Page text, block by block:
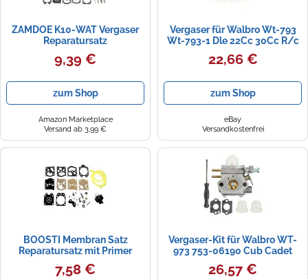
ZAMDOE K10-WAT Vergaser
Reparatursatz
Dichtungsmembran für
Walbro WA WT Series 2-
79 WA-82 WT-1 WT-99 WT-
100 WT-819 WT324 WT379
9,39 €
zum Shop
Amazon Marketplace
Versand ab 3,99 €
Vergaser für Walbro Wt-793
Wt-793-1 Dle 22Cc 30Cc R/c
Air Plane Motors
22,66 €
zum Shop
eBay
Versandkostenfrei
BOOSTI Membran Satz
Reparatursatz mit Primer
Pumpe Benzinschlauch für
Dolmar 109 100 102 110 111
7,58 €
Vergaser-Kit für Walbro WT-
973 753-06190 Cub Cadet
rm2560/2570/2750 M2500
26,57 €